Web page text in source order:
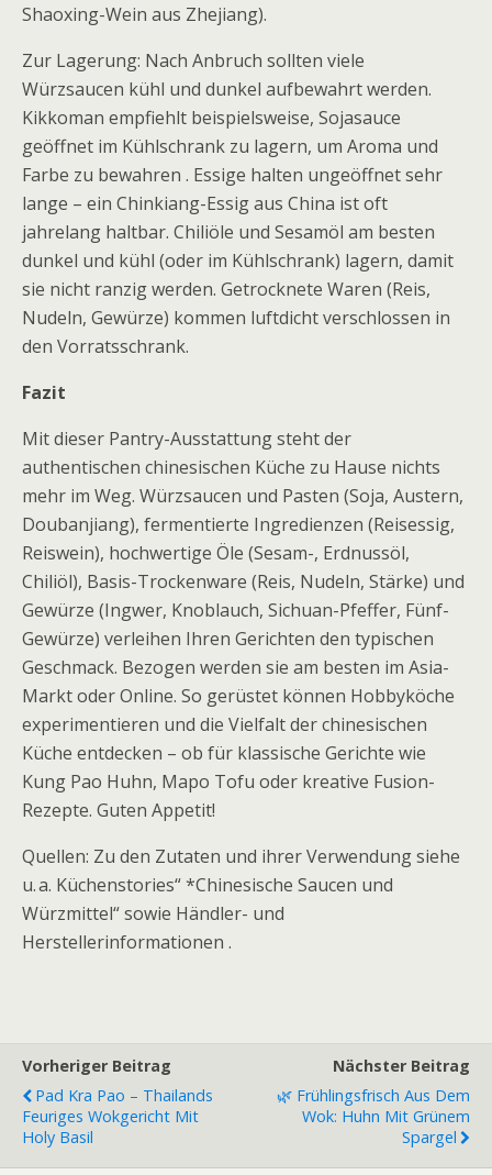
Shaoxing-Wein aus Zhejiang).
Zur Lagerung: Nach Anbruch sollten viele
Würzsaucen kühl und dunkel aufbewahrt werden.
Kikkoman empfiehlt beispielsweise, Sojasauce
geöffnet im Kühlschrank zu lagern, um Aroma und
Farbe zu bewahren . Essige halten ungeöffnet sehr
lange – ein Chinkiang-Essig aus China ist oft
jahrelang haltbar. Chiliöle und Sesamöl am besten
dunkel und kühl (oder im Kühlschrank) lagern, damit
sie nicht ranzig werden. Getrocknete Waren (Reis,
Nudeln, Gewürze) kommen luftdicht verschlossen in
den Vorratsschrank.
Fazit
Mit dieser Pantry-Ausstattung steht der
authentischen chinesischen Küche zu Hause nichts
mehr im Weg. Würzsaucen und Pasten (Soja, Austern,
Doubanjiang), fermentierte Ingredienzen (Reisessig,
Reiswein), hochwertige Öle (Sesam-, Erdnussöl,
Chiliöl), Basis-Trockenware (Reis, Nudeln, Stärke) und
Gewürze (Ingwer, Knoblauch, Sichuan-Pfeffer, Fünf-
Gewürze) verleihen Ihren Gerichten den typischen
Geschmack. Bezogen werden sie am besten im Asia-
Markt oder Online. So gerüstet können Hobbyköche
experimentieren und die Vielfalt der chinesischen
Küche entdecken – ob für klassische Gerichte wie
Kung Pao Huhn, Mapo Tofu oder kreative Fusion-
Rezepte. Guten Appetit!
Quellen: Zu den Zutaten und ihrer Verwendung siehe
u. a. Küchenstories“ *Chinesische Saucen und
Würzmittel“ sowie Händler- und
Herstellerinformationen .
Vorheriger Beitrag
Pad Kra Pao – Thailands
Feuriges Wokgericht Mit
Holy Basil
Nächster Beitrag
🌿 Frühlingsfrisch Aus Dem
Wok: Huhn Mit Grünem
Spargel